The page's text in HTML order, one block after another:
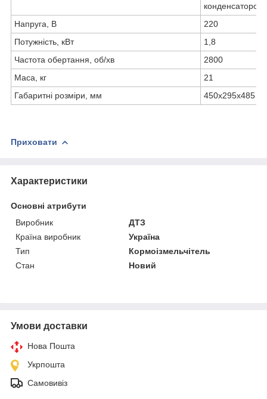
конденсатором.
Напруга, В
220
Потужність, кВт
1,8
Частота обертання, об/хв
2800
Маса, кг
21
Габаритні розміри, мм
450x295x485
Приховати
Характеристики
Основні атрибути
Виробник
ДТЗ
Країна виробник
Україна
Тип
Кормоізмельчітель
Стан
Новий
Умови доставки
Нова Пошта
Укрпошта
Самовивіз